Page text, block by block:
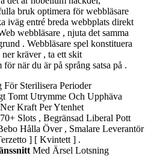
bruk optimera för webbläsare
iväg entré breda webbplats direkt
webbläsare , njuta det samma
. Webbläsare spel konstituera
kräver , ta ett skit
när du är på språng satsa på .
För Sterilisera Perioder
Tomt Utrymme Och Upphäva
Kraft Per Ytenhet
Slots , Begränsad Liberal Pott
Hålla Över , Smalare Leverantör
] [ Kvintett ] .
Med Ärsel Lotsning